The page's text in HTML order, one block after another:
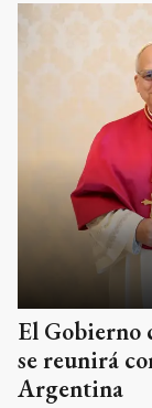
El Gobierno
se reunirá
Argentina